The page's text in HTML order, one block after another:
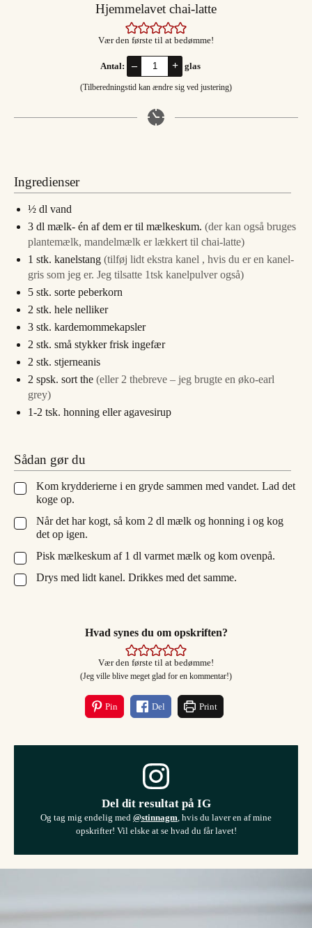
Hjemmelavet chai-latte
Vær den første til at bedømme!
Antal: – + glas
(Tilberedningstid kan ændre sig ved justering)
Ingredienser
½ dl vand
3 dl mælk- én af dem er til mælkeskum. (der kan også bruges
plantemælk, mandelmælk er lækkert til chai-latte)
1 stk. kanelstang (tilføj lidt ekstra kanel , hvis du er en kanel-
gris som jeg er. Jeg tilsatte 1tsk kanelpulver også)
5 stk. sorte peberkorn
2 stk. hele nelliker
3 stk. kardemommekapsler
2 stk. små stykker frisk ingefær
2 stk. stjerneanis
2 spsk. sort the (eller 2 thebreve – jeg brugte en øko-earl
grey)
1-2 tsk. honning eller agavesirup
Sådan gør du
▢
Kom krydderierne i en gryde sammen med vandet. Lad det
koge op.
▢
Når det har kogt, så kom 2 dl mælk og honning i og kog
det op igen.
▢
Pisk mælkeskum af 1 dl varmet mælk og kom ovenpå.
▢
Drys med lidt kanel. Drikkes med det samme.
Hvad synes du om opskriften?
Vær den første til at bedømme!
(Jeg ville blive meget glad for en kommentar!)
Pin Del Print
Del dit resultat på IG
Og tag mig endelig med @stinnagm, hvis du laver en af mine
opskrifter! Vil elske at se hvad du får lavet!